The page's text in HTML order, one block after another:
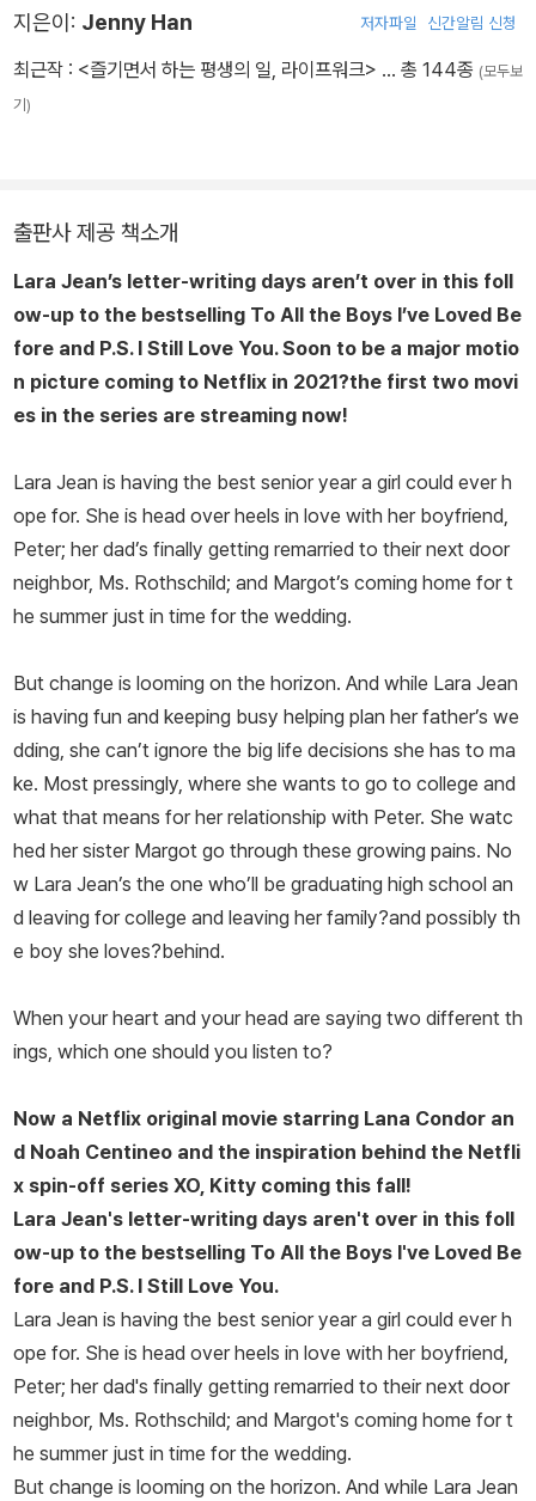
지은이: Jenny Han 저자파일 신간알림 신청
최근작 : <즐기면서 하는 평생의 일, 라이프워크> … 총 144종 (모두보
기)
출판사 제공 책소개
Lara Jean’s letter-writing days aren’t over in this foll
ow-up to the bestselling To All the Boys I’ve Loved Be
fore and P.S. I Still Love You. Soon to be a major motio
n picture coming to Netflix in 2021?the first two movi
es in the series are streaming now!
Lara Jean is having the best senior year a girl could ever h
ope for. She is head over heels in love with her boyfriend,
Peter; her dad’s finally getting remarried to their next door
neighbor, Ms. Rothschild; and Margot’s coming home for t
he summer just in time for the wedding.
But change is looming on the horizon. And while Lara Jean
is having fun and keeping busy helping plan her father’s we
dding, she can’t ignore the big life decisions she has to ma
ke. Most pressingly, where she wants to go to college and
what that means for her relationship with Peter. She watc
hed her sister Margot go through these growing pains. No
w Lara Jean’s the one who’ll be graduating high school an
d leaving for college and leaving her family?and possibly th
e boy she loves?behind.
When your heart and your head are saying two different th
ings, which one should you listen to?
Now a Netflix original movie starring Lana Condor an
d Noah Centineo and the inspiration behind the Netfli
x spin-off series XO, Kitty coming this fall!
Lara Jean's letter-writing days aren't over in this foll
ow-up to the bestselling To All the Boys I've Loved Be
fore and P.S. I Still Love You.
Lara Jean is having the best senior year a girl could ever h
ope for. She is head over heels in love with her boyfriend,
Peter; her dad's finally getting remarried to their next door
neighbor, Ms. Rothschild; and Margot's coming home for t
he summer just in time for the wedding.
But change is looming on the horizon. And while Lara Jean